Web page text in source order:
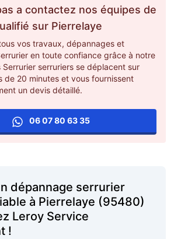
a contactez nos équipes de
sur Pierrelaye
vos travaux, dépannages et
en toute confiance grâce à notre
serruriers se déplacent sur
de 20 minutes et vous fournissent
un devis détaillé.
06 07 80 63 35
dépannage serrurier
à Pierrelaye (95480)
Leroy Service
!